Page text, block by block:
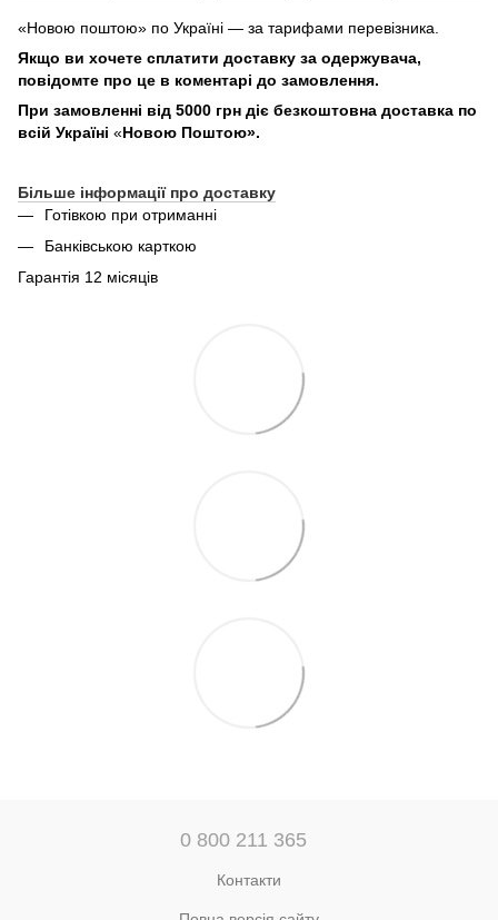
«Новою поштою» по Україні — за тарифами перевізника.
Якщо ви хочете сплатити доставку за одержувача,
повідомте про це в коментарі до замовлення.
При замовленні від 5000 грн діє безкоштовна доставка по
всій Україні «Новою Поштою».
Більше інформації про доставку
Готівкою при отриманні
Банківською карткою
Гарантія 12 місяців
0 800 211 365
Контакти